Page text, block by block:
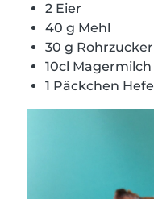
2 Eier
40 g Mehl
30 g Rohrzucker
10cl Magermilch
1 Päckchen Hefe